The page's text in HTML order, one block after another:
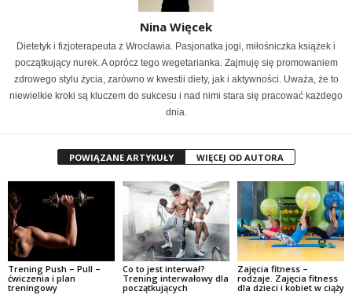
Nina Więcek
Dietetyk i fizjoterapeuta z Wrocławia. Pasjonatka jogi, miłośniczka książek i
początkujący nurek. A oprócz tego wegetarianka. Zajmuję się promowaniem
zdrowego stylu życia, zarówno w kwestii diety, jak i aktywności. Uważa, że to
niewielkie kroki są kluczem do sukcesu i nad nimi stara się pracować każdego
dnia.
POWIĄZANE ARTYKUŁY WIĘCEJ OD AUTORA
Trening Push – Pull –
ćwiczenia i plan
treningowy
Co to jest interwał?
Trening interwałowy dla
początkujących
Zajęcia fitness –
rodzaje. Zajęcia fitness
dla dzieci i kobiet w ciąży